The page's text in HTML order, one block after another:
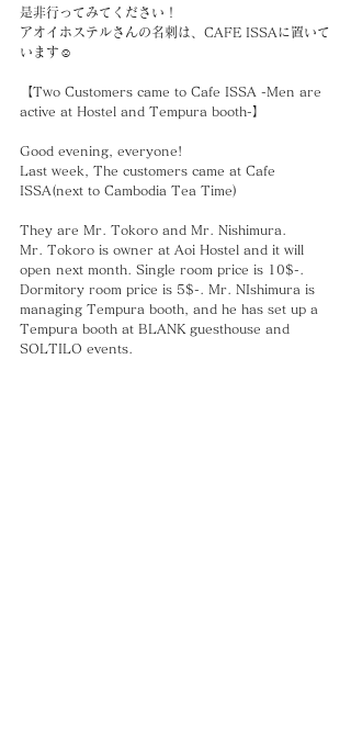
是非行ってみてください！
アオイホステルさんの名刺は、CAFE ISSAに置いて
います☺️
【Two Customers came to Cafe ISSA -Men are
active at Hostel and Tempura booth-】
Good evening, everyone!
Last week, The customers came at Cafe
ISSA(next to Cambodia Tea Time)
They are Mr. Tokoro and Mr. Nishimura.
Mr. Tokoro is owner at Aoi Hostel and it will
open next month. Single room price is 10$-.
Dormitory room price is 5$-. Mr. NIshimura is
managing Tempura booth, and he has set up a
Tempura booth at BLANK guesthouse and
SOLTILO events.